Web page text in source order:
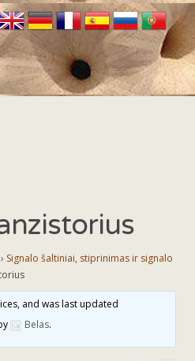
› Signalo šaltiniai, stiprinimas ir signalo
and was last updated
Belas.